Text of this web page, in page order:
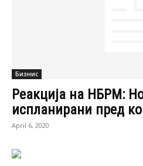
Бизнис
Реакција на НБРМ:
испланирани пред
April 6, 2020